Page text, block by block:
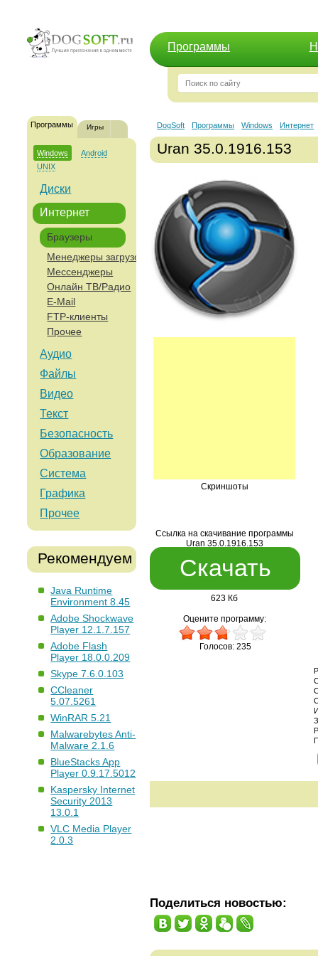
Программы
Программы Игры
Windows
Android
UNIX
Диски
Интернет
Браузеры
Менеджеры загрузок
Мессенджеры
Онлайн ТВ/Радио
E-Mail
FTP-клиенты
Прочее
Аудио
Файлы
Видео
Текст
Безопасность
Образование
Система
Графика
Прочее
Рекомендуем
Java Runtime
Environment 8.45
Adobe Shockwave
Player 12.1.7.157
Adobe Flash
Player 18.0.0.209
Skype 7.6.0.103
CCleaner
5.07.5261
WinRAR 5.21
Malwarebytes Anti-
Malware 2.1.6
BlueStacks App
Player 0.9.17.5012
Kaspersky Internet
Security 2013
13.0.1
VLC Media Player
2.0.3
DogSoft Программы Windows Интернет
Uran 35.0.1916.153
Скриншоты
Ссылка на скачивание программы
Uran 35.0.1916.153
Скачать
623 Кб
Оцените программу:
Голосов: 235
Поделиться новостью: